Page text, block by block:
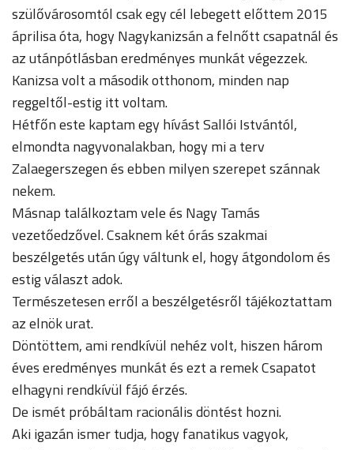
szülővárosomtól csak egy cél lebegett előttem 2015
áprilisa óta, hogy Nagykanizsán a felnőtt csapatnál és
az utánpótlásban eredményes munkát végezzek.
Kanizsa volt a második otthonom, minden nap
reggeltől-estig itt voltam.
Hétfőn este kaptam egy hívást Sallói Istvántól,
elmondta nagyvonalakban, hogy mi a terv
Zalaegerszegen és ebben milyen szerepet szánnak
nekem.
Másnap találkoztam vele és Nagy Tamás
vezetőedzővel. Csaknem két órás szakmai
beszélgetés után úgy váltunk el, hogy átgondolom és
estig választ adok.
Természetesen erről a beszélgetésről tájékoztattam
az elnök urat.
Döntöttem, ami rendkívül nehéz volt, hiszen három
éves eredményes munkát és ezt a remek Csapatot
elhagyni rendkívül fájó érzés.
De ismét próbáltam racionális döntést hozni.
Aki igazán ismer tudja, hogy fanatikus vagyok,